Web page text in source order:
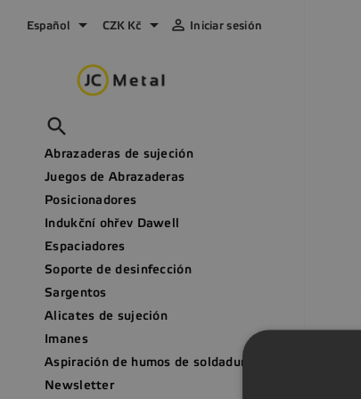
Español  CZK Kč   Iniciar sesión

Abrazaderas de sujeción
Juegos de Abrazaderas
Posicionadores
Indukční ohřev Dawell
Espaciadores
Soporte de desinfección
Sargentos
Alicates de sujeción
Imanes
Aspiración de humos de soldadura KEMPER
Newsletter